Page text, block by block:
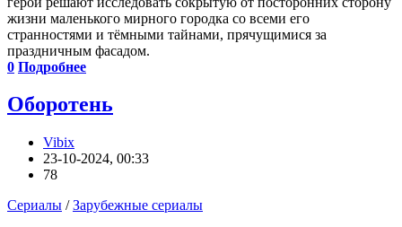
жизни маленького мирного городка со всеми его
странностями и тёмными тайнами, прячущимися за
праздничным фасадом.
0 Подробнее
Оборотень
Vibix
23-10-2024, 00:33
78
Сериалы /Зарубежные сериалы